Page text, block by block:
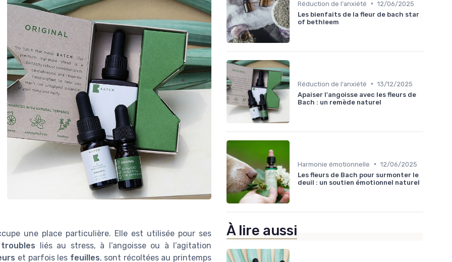
une place particulière. Elle est utilisée pour ses
troubles liés au stress, à l’angoisse ou à l’agitation
et parfois les feuilles, sont récoltées au printemps
Réduction de l'anxiété • 12/06/2025
Les bienfaits de la fleur de bach star
of bethleem
Réduction de l'anxiété • 13/12/2025
Apaiser l'angoisse avec les fleurs de
Bach : un remède naturel
Harmonie émotionnelle • 12/06/2025
Les fleurs de Bach pour surmonter le
deuil : un soutien émotionnel naturel
À lire aussi